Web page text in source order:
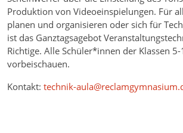
Produktion von Videoeinspielungen. Für
planen und organisieren oder sich für
ist das Ganztagsagebot
Richtige. Alle Schüler*innen der Klassen
vorbeischauen.
Kontakt: technik-